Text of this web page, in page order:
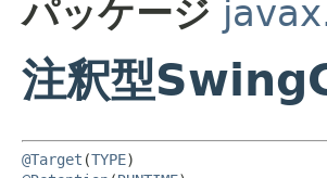
パッケージ
注釈型
@Target (TYPE